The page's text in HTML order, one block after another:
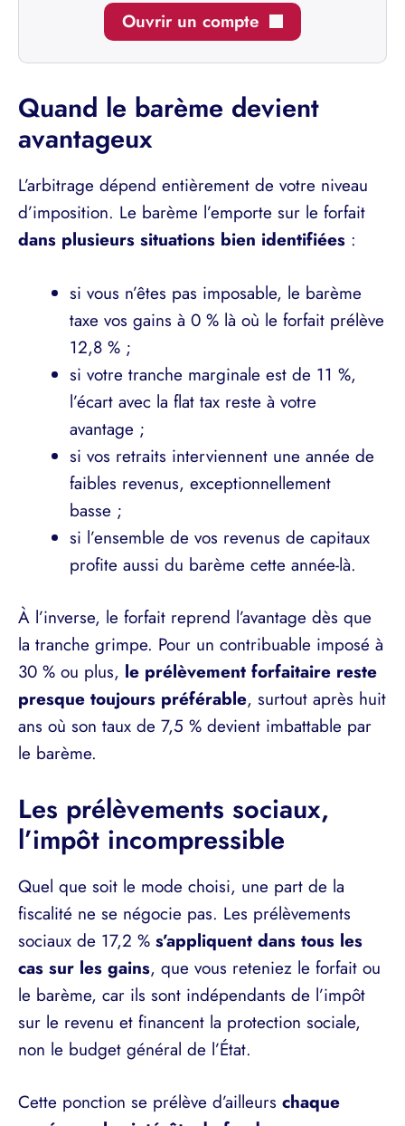
Ouvrir un compte
Quand le barème devient
avantageux
L’arbitrage dépend entièrement de votre niveau
d’imposition. Le barème l’emporte sur le forfait
dans plusieurs situations bien identifiées :
si vous n’êtes pas imposable, le barème
taxe vos gains à 0 % là où le forfait prélève
12,8 % ;
si votre tranche marginale est de 11 %,
l’écart avec la flat tax reste à votre
avantage ;
si vos retraits interviennent une année de
faibles revenus, exceptionnellement
basse ;
si l’ensemble de vos revenus de capitaux
profite aussi du barème cette année-là.
À l’inverse, le forfait reprend l’avantage dès que
la tranche grimpe. Pour un contribuable imposé à
30 % ou plus, le prélèvement forfaitaire reste
presque toujours préférable, surtout après huit
ans où son taux de 7,5 % devient imbattable par
le barème.
Les prélèvements sociaux,
l’impôt incompressible
Quel que soit le mode choisi, une part de la
fiscalité ne se négocie pas. Les prélèvements
sociaux de 17,2 % s’appliquent dans tous les
cas sur les gains, que vous reteniez le forfait ou
le barème, car ils sont indépendants de l’impôt
sur le revenu et financent la protection sociale,
non le budget général de l’État.
Cette ponction se prélève d’ailleurs chaque